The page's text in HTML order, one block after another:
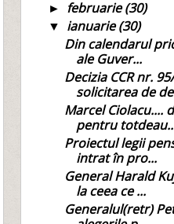
► februarie(30)
▼ ianuarie(30)
Din calendarul
ale Guver...
Decizia CCR nr.
solicitarea de
Marcel Ciolacu....
pentru
Proiectul legii
intrat în pro...
General Harald
la ceea ce ...
Generalul(retr)